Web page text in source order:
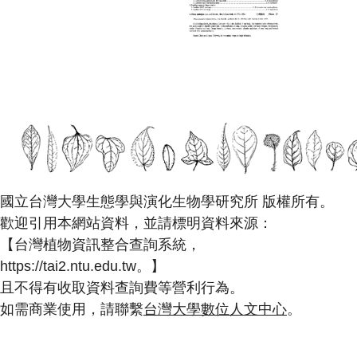
國立台灣大學生態學與演化生物學研究所 版權所有。
歡迎引用本網站資料，並請標明資料來源：
【台灣植物資訊整合查詢系統，
https://tai2.ntu.edu.tw。】
且不得有收取資料查詢費等營利行為。
如需商業使用，請聯繫台灣大學數位人文中心。